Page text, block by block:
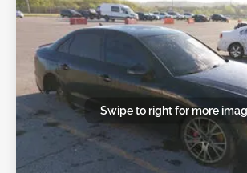
Swipe to right for more